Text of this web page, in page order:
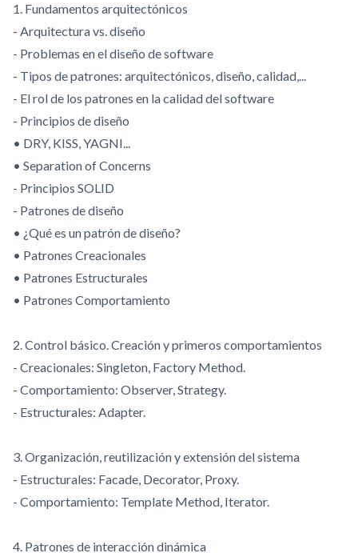
1. Fundamentos arquitectónicos
- Arquitectura vs. diseño
- Problemas en el diseño de software
- Tipos de patrones: arquitectónicos, diseño, calidad,...
- El rol de los patrones en la calidad del software
- Principios de diseño
• DRY, KISS, YAGNI...
• Separation of Concerns
- Principios SOLID
- Patrones de diseño
• ¿Qué es un patrón de diseño?
• Patrones Creacionales
• Patrones Estructurales
• Patrones Comportamiento
2. Control básico. Creación y primeros comportamientos
- Creacionales: Singleton, Factory Method.
- Comportamiento: Observer, Strategy.
- Estructurales: Adapter.
3. Organización, reutilización y extensión del sistema
- Estructurales: Facade, Decorator, Proxy.
- Comportamiento: Template Method, Iterator.
4. Patrones de interacción dinámica